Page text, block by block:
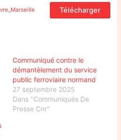
Télécharger
Communiqué contre le
démantèlement du service
public ferroviaire normand
27 septembre 2025
Dans "Communiqués De
Presse Cnr"